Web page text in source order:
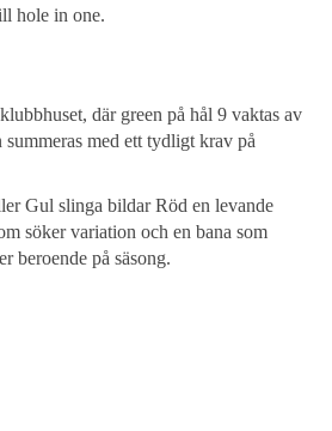
hole in one.
där green på hål 9 vaktas av
med ett tydligt krav på
Gul slinga bildar Röd en levande
söker variation och en bana som
beroende på säsong.